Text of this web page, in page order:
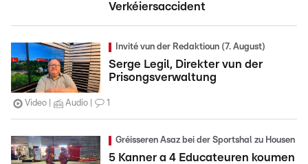
Verkéiersaccident
Invité vun der Redaktioun (7. August)
Serge Legil, Direkter vun der
Prisongsverwaltung
Video Audio 1
Gréisseren Asaz bei der Sportshal zu Housen
5 Kanner a 4 Educateuren koumen